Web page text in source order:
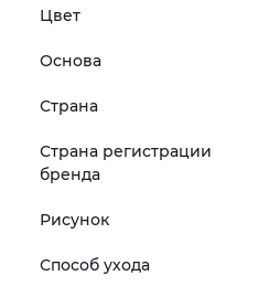
Цвет
Основа
Страна
Страна регистрации
бренда
Рисунок
Способ ухода